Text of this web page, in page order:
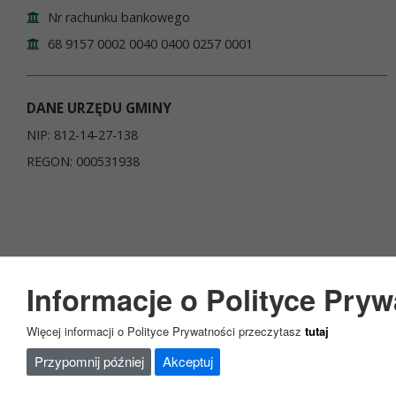
Nr rachunku bankowego
68 9157 0002 0040 0400 0257 0001
DANE URZĘDU GMINY
NIP: 812-14-27-138
REGON: 000531938
Copyright 2023@ Urząd Gminy Garbatka Letnisko
Informacje o Polityce
Więcej informacji o Polityce Prywatności przeczytasz tutaj
Przypomnij później Akceptuj